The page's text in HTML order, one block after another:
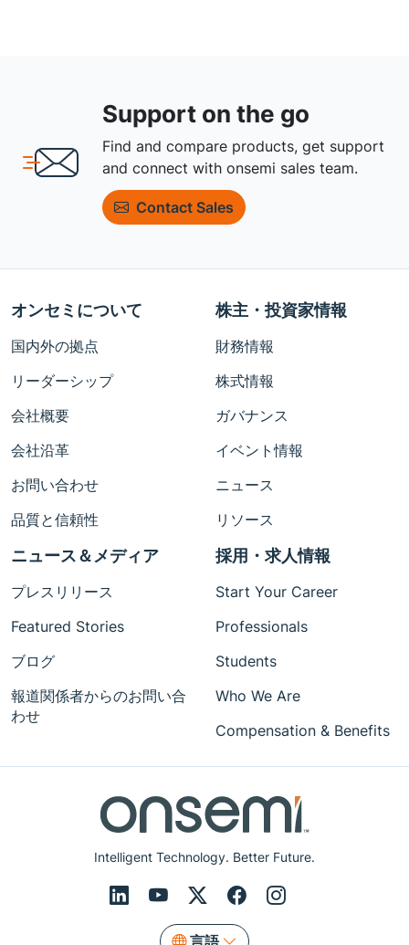
Support on the go
Find and compare products, get support
and connect with onsemi sales team.
Contact Sales
Intelligent Technology. Better Future.
オンセミについて
国内外の拠点
リーダーシップ
会社概要
会社沿革
お問い合わせ
品質と信頼性
株主・投資家情報
財務情報
株式情報
ガバナンス
イベント情報
ニュース
リソース
ニュース＆メディア
プレスリリース
Featured Stories
ブログ
報道関係者からのお問い合
わせ
採用・求人情報
Start Your Career
Professionals
Students
Who We Are
Compensation & Benefits